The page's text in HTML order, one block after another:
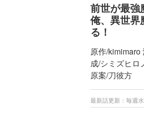
前世が最強
俺、異世界
る！
原作/kimimaro
成/シミズヒロ
原案/刀彼方
最新話更新：毎週